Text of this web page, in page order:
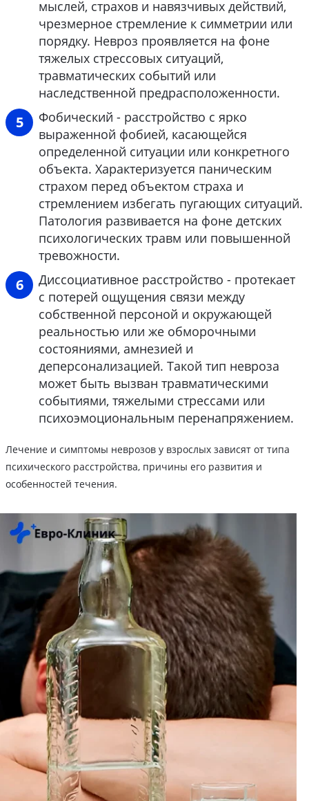
мыслей, страхов и навязчивых действий,
чрезмерное стремление к симметрии или
порядку. Невроз проявляется на фоне
тяжелых стрессовых ситуаций,
травматических событий или
наследственной предрасположенности.
Фобический - расстройство с ярко
выраженной фобией, касающейся
определенной ситуации или конкретного
объекта. Характеризуется паническим
страхом перед объектом страха и
стремлением избегать пугающих ситуаций.
Патология развивается на фоне детских
психологических травм или повышенной
тревожности.
Диссоциативное расстройство - протекает
с потерей ощущения связи между
собственной персоной и окружающей
реальностью или же обморочными
состояниями, амнезией и
деперсонализацией. Такой тип невроза
может быть вызван травматическими
событиями, тяжелыми стрессами или
психоэмоциональным перенапряжением.
Лечение и симптомы неврозов у взрослых зависят от типа
психического расстройства, причины его развития и
особенностей течения.